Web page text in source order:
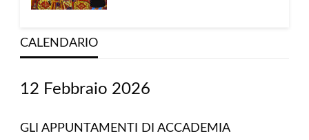
CALENDARIO
12 Febbraio 2026
GLI APPUNTAMENTI DI ACCADEMIA